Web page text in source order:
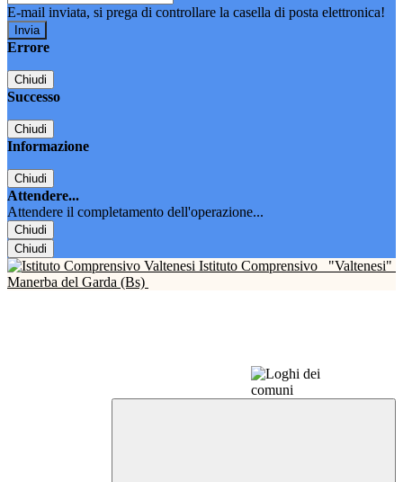
E-mail inviata, si prega di controllare la casella di posta elettronica!
Errore
Chiudi
Successo
Chiudi
Informazione
Chiudi
Attendere...
Attendere il completamento dell'operazione...
Chiudi
Chiudi
Istituto Comprensivo
"Valtenesi"
Manerba del Garda (Bs)